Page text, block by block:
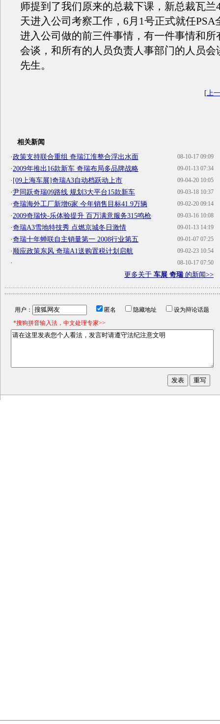
师提到了我们原来的总裁下课，新总裁瓦兰
天进入公司考察工作，6月1号正式就任PSA
进入公司做的前三件事情，有一件事情和所
会谈，和所有的人员负责人事部门的人员会
先生。
[上
相关新闻
08-10-17 09:09
·政策支持联合重组 奇瑞江淮整合浮出水面
09-01-13 07:34
·2009年推出16款新车 奇瑞布局多品牌战略
09-04-20 10:05
·[09上海车展]奇瑞A3自动档跃动上市
09-03-18 10:37
·尹同跃奇瑞09路线 规划3大平台15款新车
09-02-20 09:14
·奇瑞海外工厂新增6家 今年销售目标41.9万辆
09-03-16 10:08
·2009奇瑞快-乐体验提升 百万满意服务315鸣枪
09-01-13 14:19
·奇瑞A3雪地特技秀 点燃京城冬日激情
09-01-07 07:25
·奇瑞十年蝉联自主销量第一 2008行业第五
09-02-23 10:54
·顺应政策东风 奇瑞A1送购置税计划启航
08-10-17 07:50
·
更多关于 车展 奇瑞的新闻>>
用户： 匿名 隐藏地址
设为辩论话题
*搜狗拼音输入法，中文处理专家>>